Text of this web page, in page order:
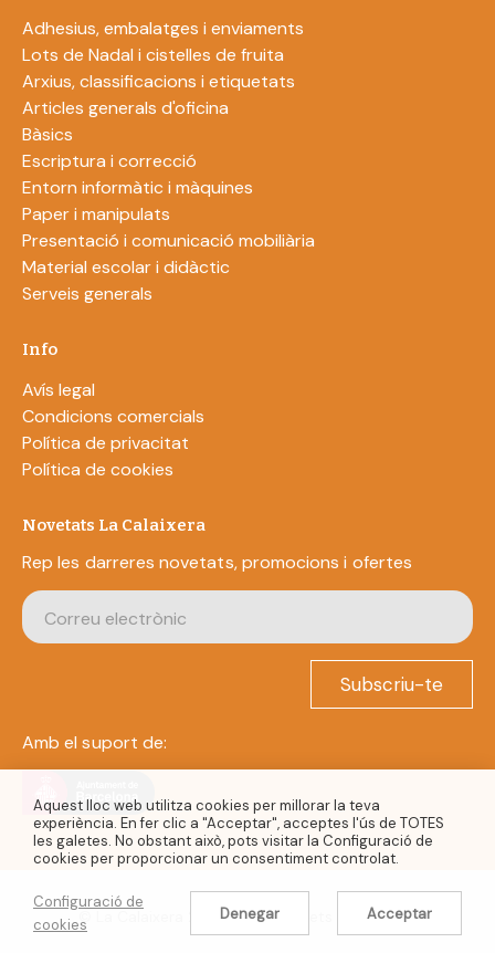
Adhesius, embalatges i enviaments
Lots de Nadal i cistelles de fruita
Arxius, classificacions i etiquetats
Articles generals d'oficina
Bàsics
Escriptura i correcció
Entorn informàtic i màquines
Paper i manipulats
Presentació i comunicació mobiliària
Material escolar i didàctic
Serveis generals
Info
Avís legal
Condicions comercials
Política de privacitat
Política de cookies
Novetats La Calaixera
Rep les darreres novetats, promocions i ofertes
Subscriu-te
Amb el suport de:
© La Calaixera 2022. Tots els drets reservats.
Aquest lloc web utilitza cookies per millorar la teva
experiència. En fer clic a "Acceptar", acceptes l'ús de TOTES
les galetes. No obstant això, pots visitar la Configuració de
cookies per proporcionar un consentiment controlat.
Configuració de
cookies
Denegar Acceptar